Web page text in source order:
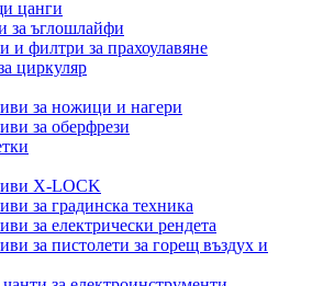
цанги
за ъглошлайфи
и филтри за прахоулавяне
циркуляр
за ножици и нагери
за оберфрези
X-LOCK
за градинска техника
за електрически рендета
за пистолети за горещ въздух и